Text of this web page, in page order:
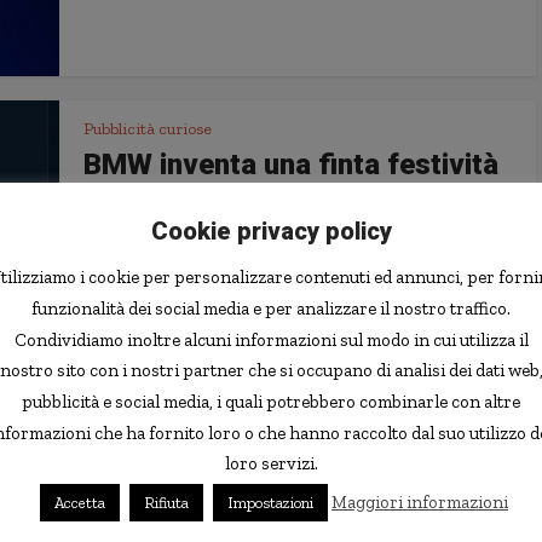
Pubblicità curiose
BMW inventa una finta festività
6 Agosto 2013
Tour personalizzato della città
per chi ruba un telefono?
23 Luglio 2013
Cookie privacy policy
i cookie per personalizzare contenuti ed annunci, per
funzionalità dei social media e per analizzare il nostro traffico.
Condividiamo inoltre alcuni informazioni sul modo in cui utilizza il
nostro sito con i nostri partner che si occupano di analisi dei dati web,
pubblicità e social media, i quali potrebbero combinarle con altre
che ha fornito loro o che hanno raccolto dal suo utilizzo
loro servizi.
Accetta Rifiuta Impostazioni Maggiori informazioni